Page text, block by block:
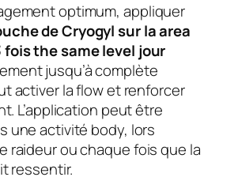
optimum, appliquer
de Cryogyl sur la area
the same level jour
jusqu’à complète
activer la flow et renforcer
L’application peut être
une activité body, lors
raideur ou chaque fois que la
ressentir.